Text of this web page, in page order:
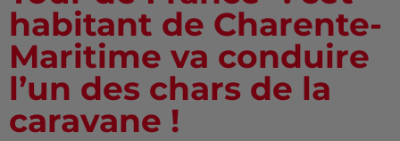
habitant de Charente-
Maritime va conduire
l’un des chars de la
caravane !